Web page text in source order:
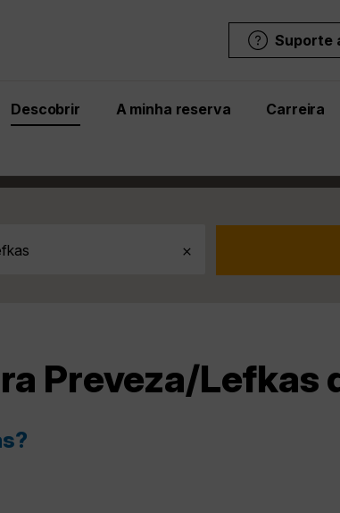
Suporte
Descobrir A minha reserva Carreira
Preveza/Lefkas